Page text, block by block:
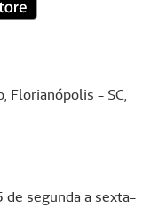
Florianópolis - SC,
segunda a sexta-